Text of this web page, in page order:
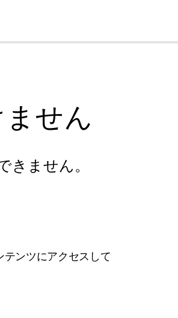
せん
きません。
ンツにアクセスして